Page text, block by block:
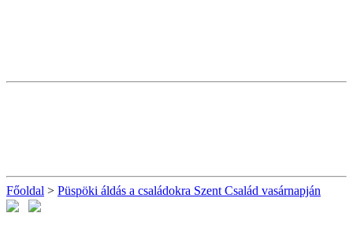
Főoldal > Püspöki áldás a családokra Szent Család vasárnapján